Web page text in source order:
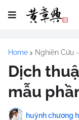
Home Nghiên Cứu
Dịch
mẫu
huỳnh chương